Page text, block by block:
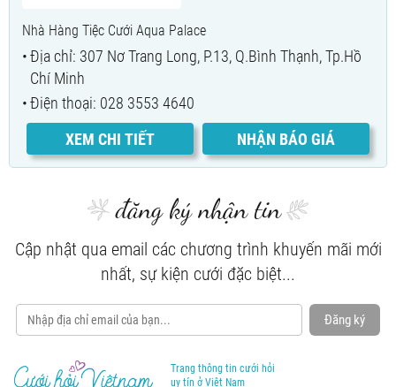
Nhà Hàng Tiệc Cưới Aqua Palace
Địa chỉ: 307 Nơ Trang Long, P.13, Q.Bình Thạnh, Tp.Hồ
Chí Minh
Điện thoại: 028 3553 4640
XEM CHI TIẾT
NHẬN BÁO GIÁ
đăng ký nhận tin
Cập nhật qua email các chương trình khuyến mãi mới
nhất, sự kiện cưới đặc biệt...
Đăng ký
Trang thông tin cưới hỏi
uy tín ở Việt Nam